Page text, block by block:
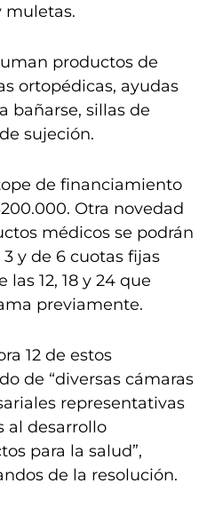
muletas.
productos de
ortopédicas, ayudas
bañarse, sillas de
sujeción.
de financiamiento
Otra novedad
médicos se podrán
y de 6 cuotas fijas
12, 18 y 24 que
previamente.
12 de estos
de “diversas cámaras
representativas
al desarrollo
para la salud”,
de la resolución.